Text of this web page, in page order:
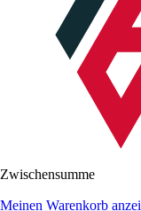
Zwischensumme
Meinen Warenkorb